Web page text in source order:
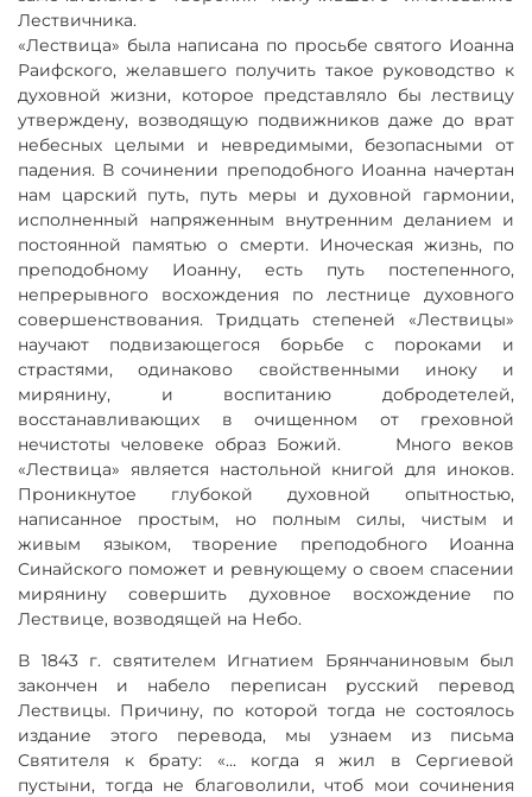
Лествичника.
«Лествица» была написана по просьбе святого Иоанна
Раифского, желавшего получить такое руководство к
духовной жизни, которое представляло бы лествицу
утверждену, возводящую подвижников даже до врат
небесных целыми и невредимыми, безопасными от
падения. В сочинении преподобного Иоанна начертан
нам царский путь, путь меры и духовной гармонии,
исполненный напряженным внутренним деланием и
постоянной памятью о смерти. Иноческая жизнь, по
преподобному Иоанну, есть путь постепенного,
непрерывного восхождения по лестнице духовного
совершенствования. Тридцать степеней «Лествицы»
научают подвизающегося борьбе с пороками и
страстями, одинаково свойственными иноку и
мирянину, и воспитанию добродетелей,
восстанавливающих в очищенном от греховной
нечистоты человеке образ Божий. Много веков
«Лествица» является настольной книгой для иноков.
Проникнутое глубокой духовной опытностью,
написанное простым, но полным силы, чистым и
живым языком, творение преподобного Иоанна
Синайского поможет и ревнующему о своем спасении
мирянину совершить духовное восхождение по
Лествице, возводящей на Небо.
В 1843 г. святителем Игнатием Брянчаниновым был
закончен и набело переписан русский перевод
Лествицы. Причину, по которой тогда не состоялось
издание этого перевода, мы узнаем из письма
Святителя к брату: «... когда я жил в Сергиевой
пустыни, тогда не благоволили, чтоб мои сочинения